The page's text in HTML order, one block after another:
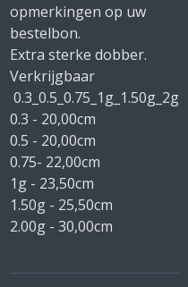
opmerkingen op uw
bestelbon.
Extra sterke dobber.
Verkrijgbaar
0.3_0.5_0.75_1g_1.50g_2g
0.3 - 20,00cm
0.5 - 20,00cm
0.75- 22,00cm
1g - 23,50cm
1.50g - 25,50cm
2.00g - 30,00cm